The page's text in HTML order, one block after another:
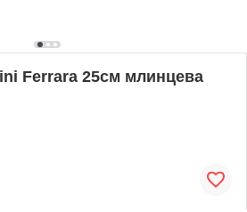
Ferrara 25см млинцева